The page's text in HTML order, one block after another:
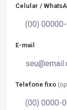
Celular /
E-mail
Telefone fixo